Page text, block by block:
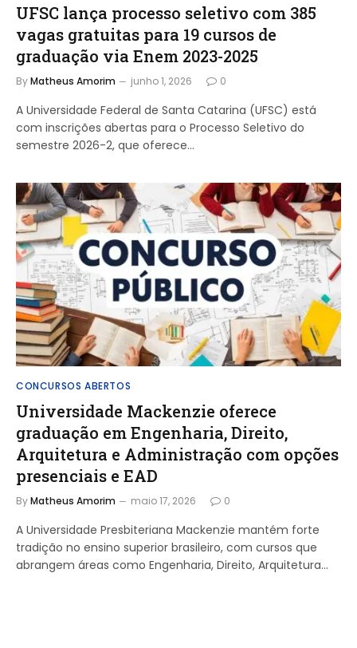
UFSC lança processo seletivo com 385
vagas gratuitas para 19 cursos de
graduação via Enem 2023-2025
ByMatheus Amorim junho 1, 2026 0
A Universidade Federal de Santa Catarina (UFSC) está
com inscrições abertas para o Processo Seletivo do
semestre 2026-2, que oferece…
CONCURSOS ABERTOS
Universidade Mackenzie oferece
graduação em Engenharia, Direito,
Arquitetura e Administração com opções
presenciais e EAD
ByMatheus Amorim maio 17, 2026 0
A Universidade Presbiteriana Mackenzie mantém forte
tradição no ensino superior brasileiro, com cursos que
abrangem áreas como Engenharia, Direito, Arquitetura…